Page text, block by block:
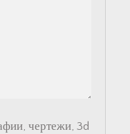
чертежи, 3d